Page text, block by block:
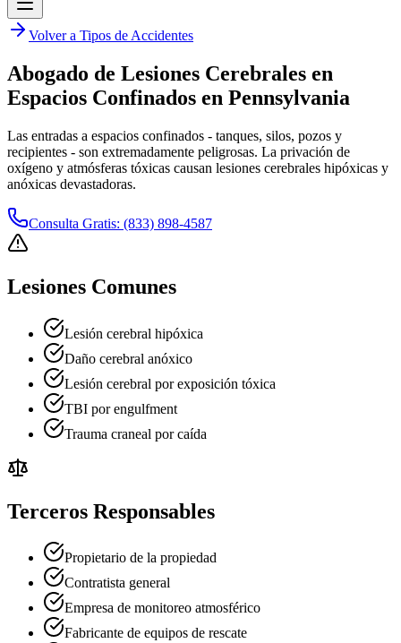
Volver a Tipos de Accidentes
Abogado de Lesiones Cerebrales en
Espacios Confinados en Pennsylvania
Las entradas a espacios confinados - tanques, silos, pozos y
recipientes - son extremadamente peligrosas. La privación de
oxígeno y atmósferas tóxicas causan lesiones cerebrales hipóxicas y
anóxicas devastadoras.
Consulta Gratis: (833) 898-4587
Lesiones Comunes
Lesión cerebral hipóxica
Daño cerebral anóxico
Lesión cerebral por exposición tóxica
TBI por engulfment
Trauma craneal por caída
Terceros Responsables
Propietario de la propiedad
Contratista general
Empresa de monitoreo atmosférico
Fabricante de equipos de rescate